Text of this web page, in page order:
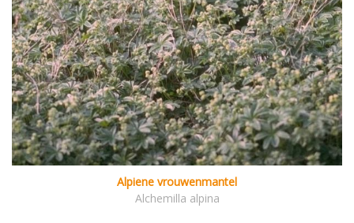
Alpiene vrouwenmantel
Alchemilla alpina